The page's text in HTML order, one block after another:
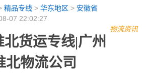
精品专线 >华东地区 > 安徽省
07 22:02:27
物流资讯
北货运专线|广州
北物流公司